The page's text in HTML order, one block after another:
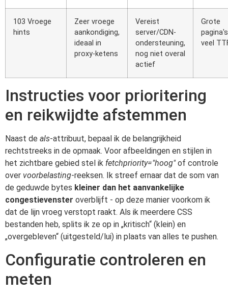
103 Vroege
hints
Zeer vroege
aankondiging,
ideaal in
proxy-ketens
Vereist
server/CDN-
ondersteuning,
nog niet overal
actief
Grote
veel
Instructies voor prioritering
en reikwijdte afstemmen
Naast de als-attribuut, bepaal ik de belangrijkheid
rechtstreeks in de opmaak. Voor afbeeldingen en stijlen in
het zichtbare gebied stel ik fetchpriority="hoog"of controle
over voorbelasting-reeksen. Ik streef ernaar dat de som van
de geduwde bytes kleiner dan het aanvankelijke
congestievenster overblijft - op deze manier voorkom ik
dat de lijn vroeg verstopt raakt. Als ik meerdere CSS
bestanden heb, splits ik ze op in „kritisch“ (klein) en
„overgebleven“ (uitgesteld/lui) in plaats van alles te pushen.
Configuratie controleren en
meten